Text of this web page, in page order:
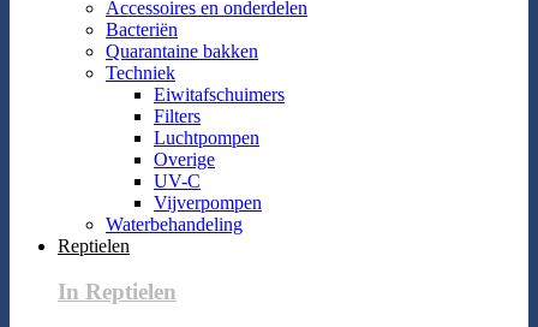
Accessoires en onderdelen
Bacteriën
Quarantaine bakken
Techniek
Eiwitafschuimers
Filters
Luchtpompen
Overige
UV-C
Vijverpompen
Waterbehandeling
Reptielen
In Reptielen